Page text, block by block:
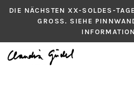
DIE NÄCHSTEN XX-SOLDES-
GROSS. SIEHE